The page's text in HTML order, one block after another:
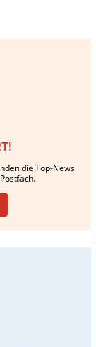
die Top-News